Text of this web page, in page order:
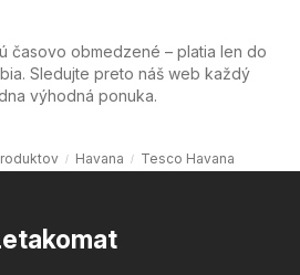
časovo obmedzené – platia len do
Sledujte preto náš web každý
výhodná ponuka.
Havana Tesco Havana